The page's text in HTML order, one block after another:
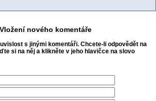
Vložení nového komentáře
s jinými komentáři. Chcete-li odpovědět na
si na něj a klikněte v jeho hlavičce na slovo